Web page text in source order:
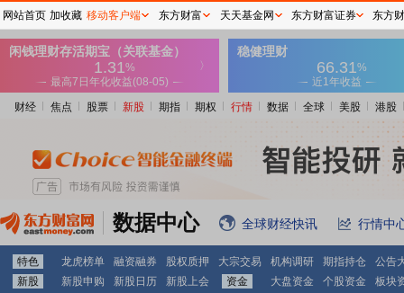
财经 焦点 股票 新股 期指 期权 行情 数据 全球 美股 港股
数据中心 全球财经快讯 行情中
特色 龙虎榜单 融资融券 股权质押 大宗交易 机构调研 期指持仓
公告
新股
新股申购 新股日历 新股上会 资金 大盘资金 个股资金 板块
网站首页 加收藏 移动客户端 东方财富 天天基金网 东方财富证券 东方